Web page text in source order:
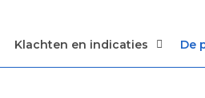
Klachten en indicaties De